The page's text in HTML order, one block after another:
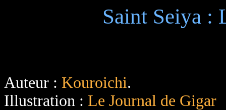
Saint Seiya :
Auteur : Kouroichi.
Illustration : Le Journal de Gigar